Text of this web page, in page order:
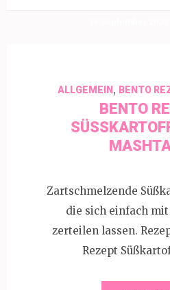
ALLGEMEIN , BENTO
BENTO
Zartschmelzende
die sich einfach mit
zerteilen lassen.
Rezept